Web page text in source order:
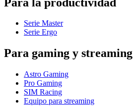
Serie Master
Serie Ergo
Para gaming y streaming
Astro Gaming
Pro Gaming
SIM Racing
Equipo para streaming